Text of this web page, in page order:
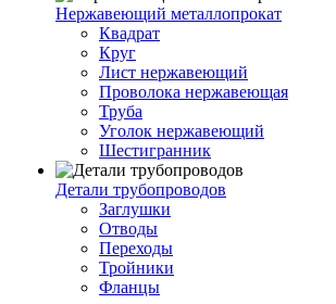
Нержавеющий металлопрокат
Квадрат
Круг
Лист нержавеющий
Проволока нержавеющая
Труба
Уголок нержавеющий
Шестигранник
Детали трубопроводов
Заглушки
Отводы
Переходы
Тройники
Фланцы